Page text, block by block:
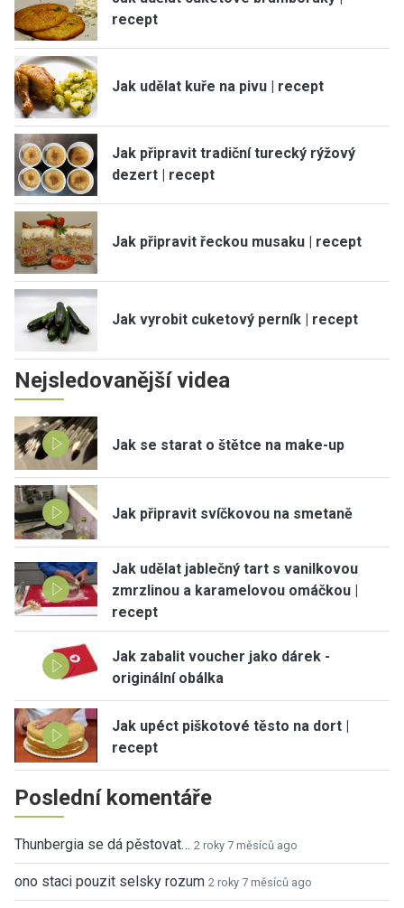
recept
Jak udělat kuře na pivu | recept
Jak připravit tradiční turecký rýžový
dezert | recept
Jak připravit řeckou musaku | recept
Jak vyrobit cuketový perník | recept
Nejsledovanější videa
Jak se starat o štětce na make-up
Jak připravit svíčkovou na smetaně
Jak udělat jablečný tart s vanilkovou
zmrzlinou a karamelovou omáčkou |
recept
Jak zabalit voucher jako dárek -
originální obálka
Jak upéct piškotové těsto na dort |
recept
Poslední komentáře
Thunbergia se dá pěstovat… 2 roky 7 měsíců ago
ono staci pouzit selsky rozum 2 roky 7 měsíců ago